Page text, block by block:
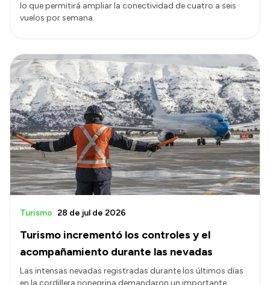
lo que permitirá ampliar la conectividad de cuatro a seis
vuelos por semana.
Turismo incrementó los controles y el
acompañamiento durante las nevadas
Turismo 28 de jul de 2026
Las intensas nevadas registradas durante los últimos días
en la cordillera rionegrina demandaron un importante